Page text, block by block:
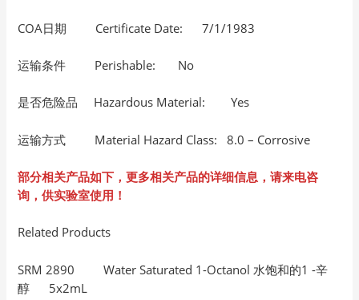
COA日期 Certificate Date: 7/1/1983
运输条件 Perishable: No
是否危险品 Hazardous Material: Yes
运输方式 Material Hazard Class: 8.0 – Corrosive
部分相关产品如下，更多相关产品的详细信息，请来电咨
询，供实验室使用！
Related Products
SRM 2890 Water Saturated 1-Octanol 水饱和的1 -辛
醇 5x2mL